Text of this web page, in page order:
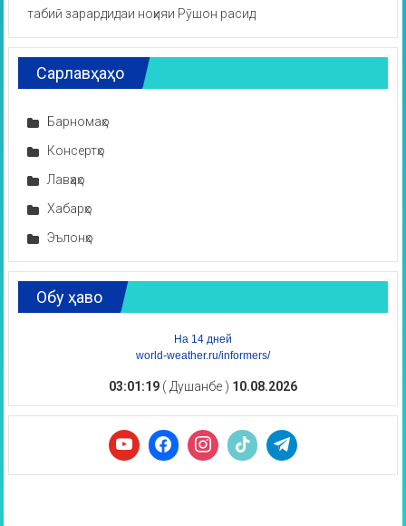
табиӣ зарардидаи ноҳияи Рӯшон расид
Сарлавҳаҳо
Барномаҳо
Консертҳо
Лавҳаҳо
Хабарҳо
Эълонҳо
Обу ҳаво
На 14 дней
world-weather.ru/informers/
03:01:19 ( Душанбе ) 10.08.2026